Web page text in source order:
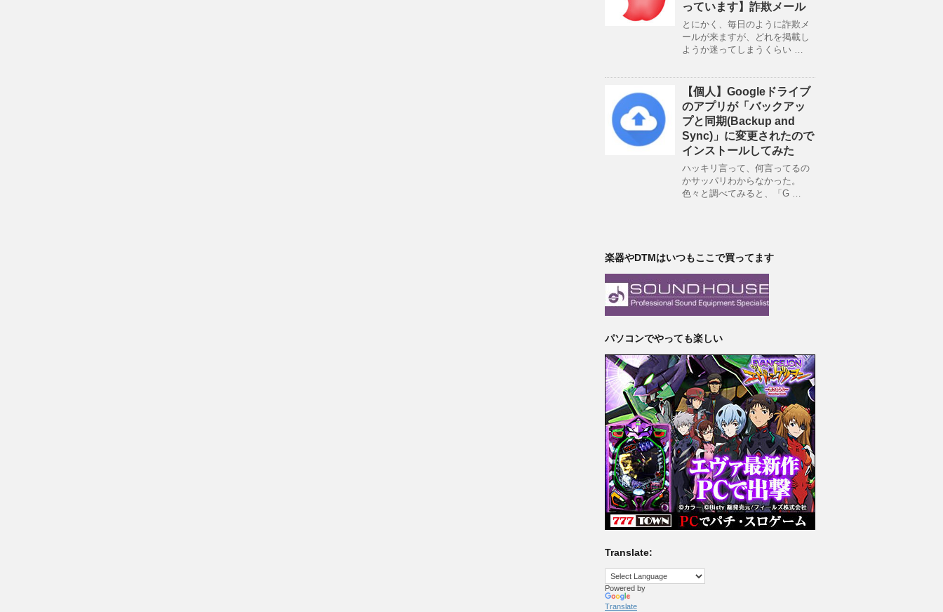
っています】詐欺メール
とにかく、毎日のように詐欺メ
ールが来ますが、どれを掲載し
ようか迷ってしまうくらい …
【個人】Googleドライブ
のアプリが「バックアッ
プと同期(Backup and
Sync)」に変更されたので
インストールしてみた
ハッキリ言って、何言ってるの
かサッパリわからなかった。
色々と調べてみると、「G …
楽器やDTMはいつもここで買ってます
パソコンでやっても楽しい
Translate:
Powered by
Translate